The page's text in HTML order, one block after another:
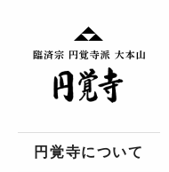
円覚寺について